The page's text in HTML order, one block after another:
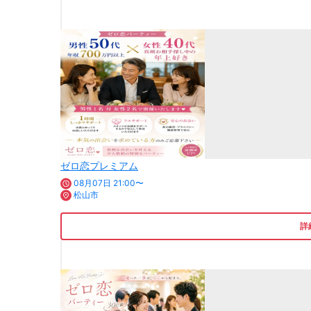
ゼロ恋プレミアム
08月07日 21:00〜
松山市
詳